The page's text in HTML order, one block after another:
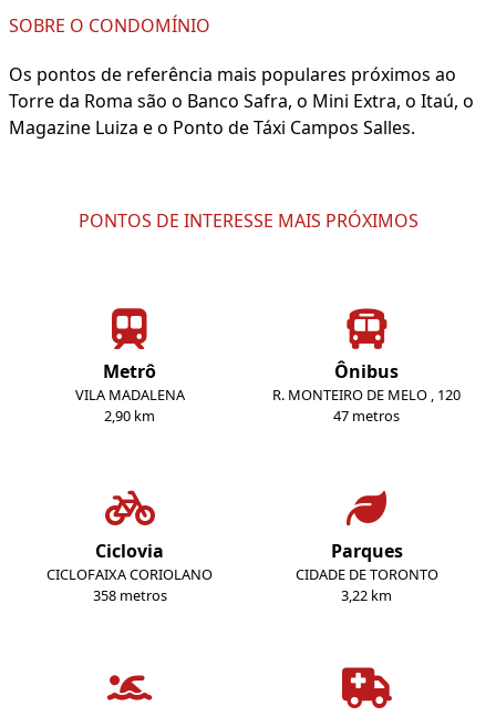
SOBRE O CONDOMÍNIO
Os pontos de referência mais populares próximos ao
Torre da Roma são o Banco Safra, o Mini Extra, o Itaú, o
Magazine Luiza e o Ponto de Táxi Campos Salles.
PONTOS DE INTERESSE MAIS PRÓXIMOS
Metrô
VILA MADALENA
2,90 km
Ônibus
R. MONTEIRO DE MELO , 120
47 metros
Ciclovia
CICLOFAIXA CORIOLANO
358 metros
Parques
CIDADE DE TORONTO
3,22 km